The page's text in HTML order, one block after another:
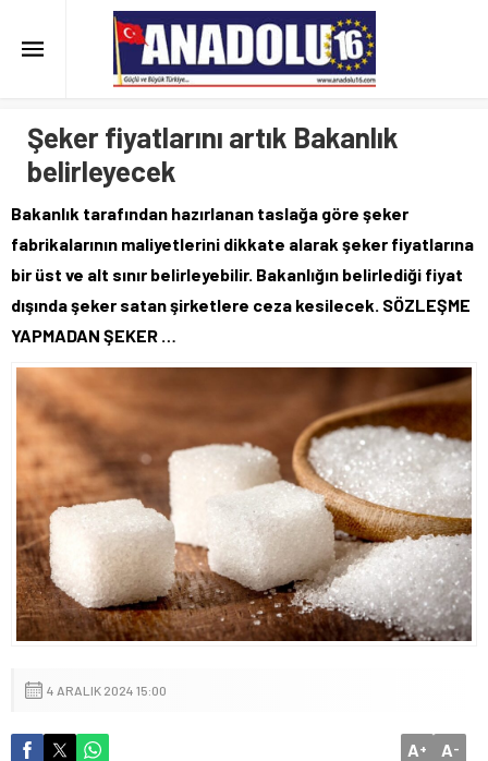
Şeker fiyatlarını artık Bakanlık
belirleyecek
Bakanlık tarafından hazırlanan taslağa göre şeker
fabrikalarının maliyetlerini dikkate alarak şeker fiyatlarına
bir üst ve alt sınır belirleyebilir. Bakanlığın belirlediği fiyat
dışında şeker satan şirketlere ceza kesilecek. SÖZLEŞME
YAPMADAN ŞEKER …
4 ARALIK 2024 15:00
A+ A-